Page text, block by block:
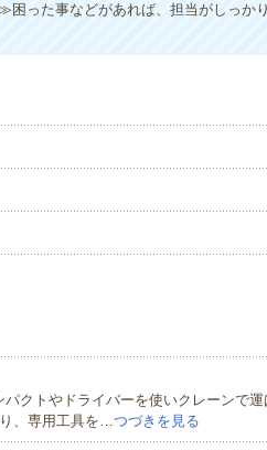
った事などがあれば、担当がしっか
クトやドライバーを使いクレーンで運
、専用工具を…つづきを見る